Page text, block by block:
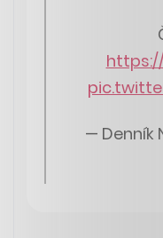
— Denník